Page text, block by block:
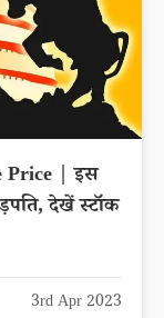
Price | इस
स्टॉक
3rd Apr 2023